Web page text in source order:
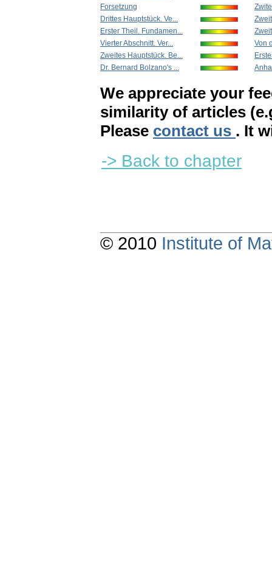
Forsetzung
Drittes Hauptstück. Ve...
Erster Theil. Fundamen...
Vierter Abschnitt. Ver...
Zweites Hauptstück. Be...
Dr. Bernard Bolzano's ...
Von
We appreciate your
similarity of articles
Please contact us . It
-> Back to chapter
© 2010 Institute of